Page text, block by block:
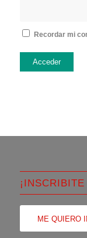
Recordar mi
Acceder
ME QUIERO